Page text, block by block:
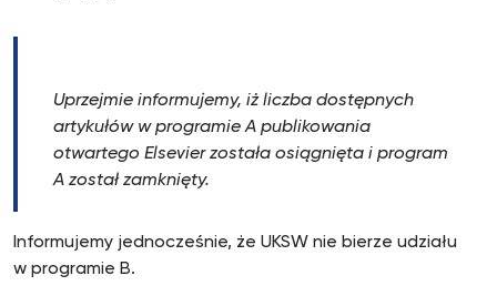
Uprzejmie informujemy, iż liczba dostępnych
artykułów w programie A publikowania
otwartego Elsevier została osiągnięta i program
A został zamknięty.
Informujemy jednocześnie, że UKSW nie bierze udziału
w programie B.